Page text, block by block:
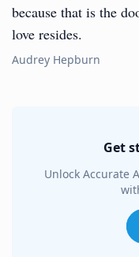
because that is the
love resides.
Audrey Hepburn
Get
Unlock Accurate